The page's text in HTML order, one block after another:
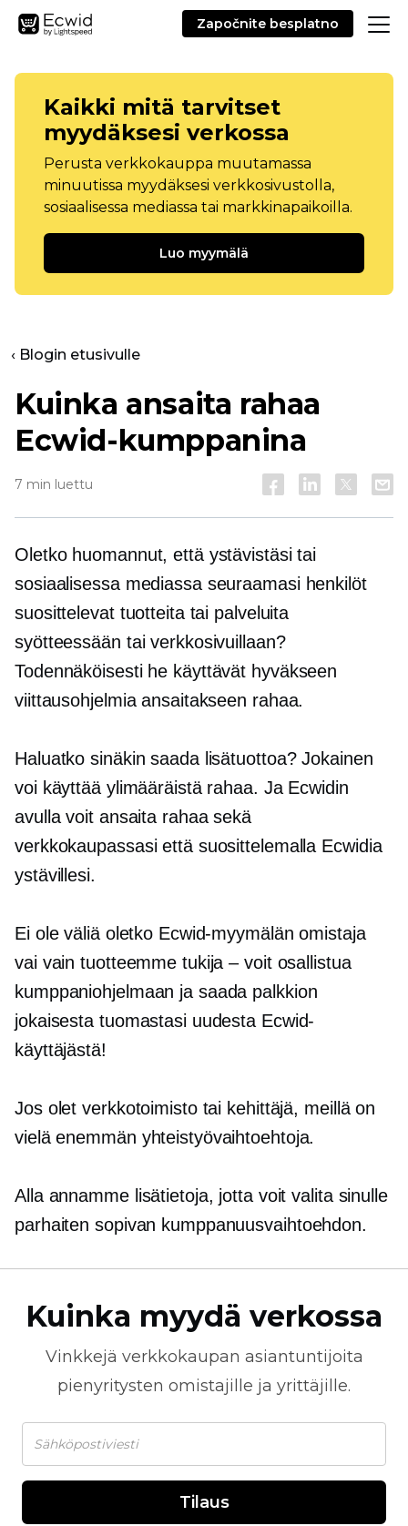
Započnite besplatno
Kaikki mitä tarvitset
myydäksesi verkossa
Perusta verkkokauppa muutamassa
minuutissa myydäksesi verkkosivustolla,
sosiaalisessa mediassa tai markkinapaikoilla.
Luo myymälä
‹ Blogin etusivulle
Kuinka ansaita rahaa
Ecwid-kumppanina
7 min luettu
Oletko huomannut, että ystävistäsi tai
sosiaalisessa mediassa seuraamasi henkilöt
suosittelevat tuotteita tai palveluita
syötteessään tai verkkosivuillaan?
Todennäköisesti he käyttävät hyväkseen
viittausohjelmia ansaitakseen rahaa.
Haluatko sinäkin saada lisätuottoa? Jokainen
voi käyttää ylimääräistä rahaa. Ja Ecwidin
avulla voit ansaita rahaa sekä
verkkokaupassasi että suosittelemalla Ecwidia
ystävillesi.
Ei ole väliä oletko Ecwid-myymälän omistaja
vai vain tuotteemme tukija – voit osallistua
kumppaniohjelmaan ja saada palkkion
jokaisesta tuomastasi uudesta Ecwid-
käyttäjästä!
Jos olet verkkotoimisto tai kehittäjä, meillä on
vielä enemmän yhteistyövaihtoehtoja.
Alla annamme lisätietoja, jotta voit valita sinulle
parhaiten sopivan kumppanuusvaihtoehdon.
Kuinka myydä verkossa
Vinkkejä verkkokaupan asiantuntijoita
pienyritysten omistajille ja yrittäjille.
Tilaus